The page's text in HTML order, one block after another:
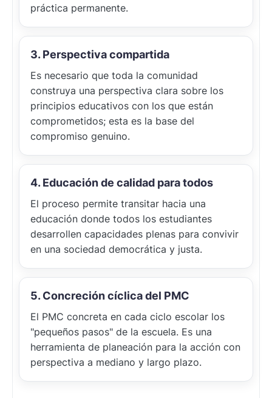
práctica permanente.
3. Perspectiva compartida
Es necesario que toda la comunidad
construya una perspectiva clara sobre los
principios educativos con los que están
comprometidos; esta es la base del
compromiso genuino.
4. Educación de calidad para todos
El proceso permite transitar hacia una
educación donde todos los estudiantes
desarrollen capacidades plenas para convivir
en una sociedad democrática y justa.
5. Concreción cíclica del PMC
El PMC concreta en cada ciclo escolar los
"pequeños pasos" de la escuela. Es una
herramienta de planeación para la acción con
perspectiva a mediano y largo plazo.